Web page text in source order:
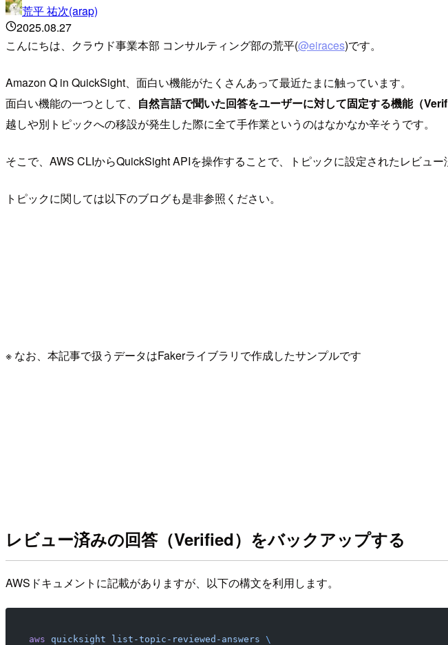
荒平 祐次(arap)
2025.08.27
こんにちは、クラウド事業本部 コンサルティング部の荒平(@eiraces)です。
Amazon Q in QuickSight、面白い機能がたくさんあって最近たまに触っています。
面白い機能の一つとして、 自然言語で聞いた回答をユーザーに対して固定する機能（
越しや別トピックへの移設が発生した際に全て手作業というのはなかなか辛そうです。
そこで、AWS CLIからQuickSight APIを操作することで、トピックに設定されたレビュ
トピックに関しては以下のブログも是非参照ください。
※ なお、本記事で扱うデータはFakerライブラリで作成したサンプルです
レビュー済みの回答（Verified）をバックアップする
AWSドキュメントに記載がありますが、以下の構文を利用します。
aws quicksight list-topic-reviewed-answers \